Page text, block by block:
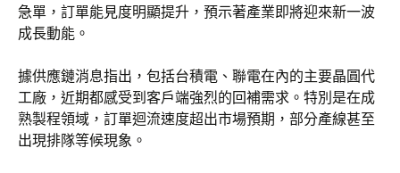
急單，訂單能見度明顯提升，預示著產業即將迎來新一波
成長動能。
據供應鏈消息指出，包括台積電、聯電在內的主要晶圓代
工廠，近期都感受到客戶端強烈的回補需求。特別是在成
熟製程領域，訂單迴流速度超出市場預期，部分產線甚至
出現排隊等候現象。